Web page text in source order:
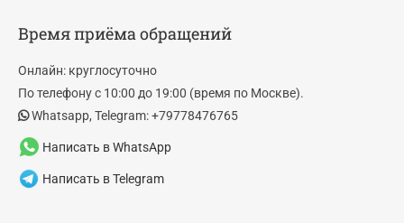
opens
window
opens
new
window
Время приёма обращений
Онлайн: круглосуточно
По телефону с 10:00 до 19:00 (время по Москве).
Whatsapp, Telegram: +79778476765
Написать в WhatsApp
Написать в Telegram